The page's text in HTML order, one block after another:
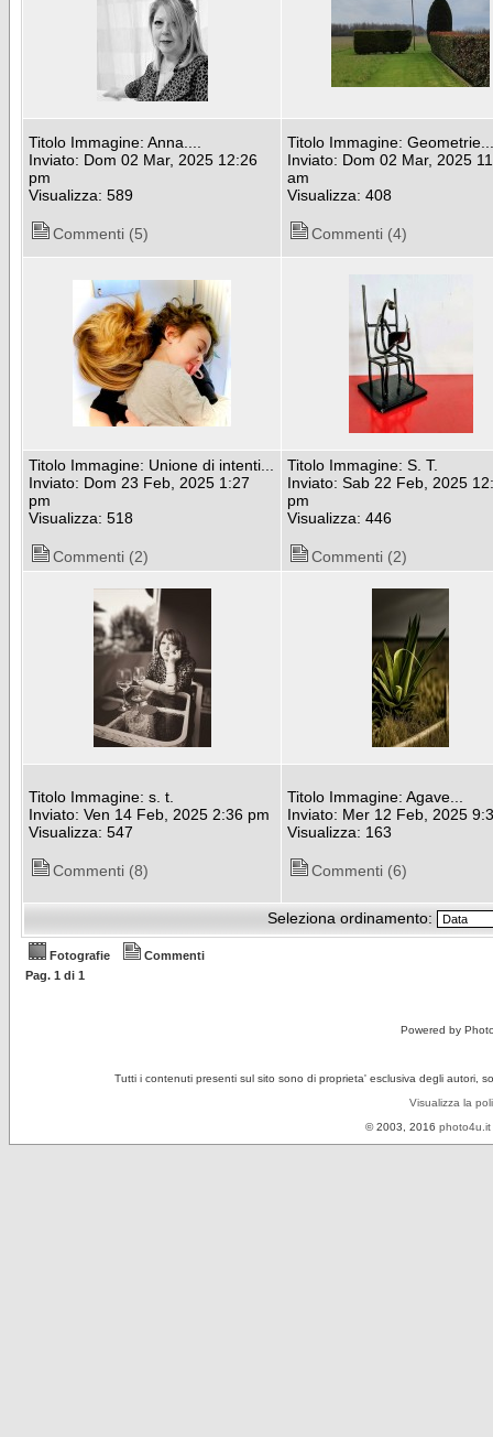
Titolo Immagine: Anna....
Inviato: Dom 02 Mar, 2025 12:26
pm
Visualizza: 589
Commenti (5)
Titolo Immagine: Geometrie...
Inviato: Dom 02 Mar, 2025
am
Visualizza: 408
Commenti (4)
Titolo Immagine: Unione di intenti...
Inviato: Dom 23 Feb, 2025 1:27
pm
Visualizza: 518
Commenti (2)
Titolo Immagine: S. T.
Inviato: Sab 22 Feb, 2025
pm
Visualizza: 446
Commenti (2)
Titolo Immagine: s. t.
Inviato: Ven 14 Feb, 2025 2:36 pm
Visualizza: 547
Commenti (8)
Titolo Immagine: Agave...
Inviato: Mer 12 Feb, 2025
Visualizza: 163
Commenti (6)
Seleziona ordinamento:
Fotografie
Commenti
Pag. 1 di 1
Powered by
Tutti i contenuti presenti sul sito sono di proprieta' esclusiva degli autori,
Visualizza la
© 2003, 2016 photo4u.it